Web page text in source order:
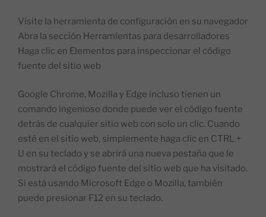
Visite la herramienta de configuración en su navegador
Abra la sección Herramientas para desarrolladores
Haga clic en Elementos para inspeccionar el código
fuente del sitio web
Google Chrome, Mozilla y Edge incluso tienen un
comando ingenioso donde puede ver el código fuente
detrás de cualquier sitio web con solo un clic. Cuando
esté en el sitio web, simplemente haga clic en CTRL +
U en su teclado y se abrirá una nueva pestaña que le
mostrará el código fuente del sitio web que ha visitado.
Si está usando Microsoft Edge o Mozilla, también
puede presionar F12 en su teclado.